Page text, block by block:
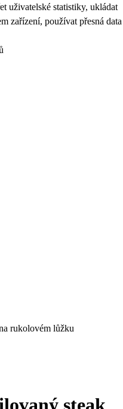
uživatelské statistiky, ukládat
zařízení, používat přesná data
rukolovém lůžku